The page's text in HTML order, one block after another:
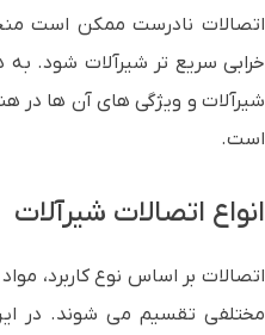
اتصالات نادرست ممکن است
خرابی سریع تر شیرآلات شود.
شیرآلات و ویژگی های آن ها در
است.
انواع اتصالات شیرآلات
اتصالات بر اساس نوع کاربرد،
مختلفی تقسیم می شوند. در